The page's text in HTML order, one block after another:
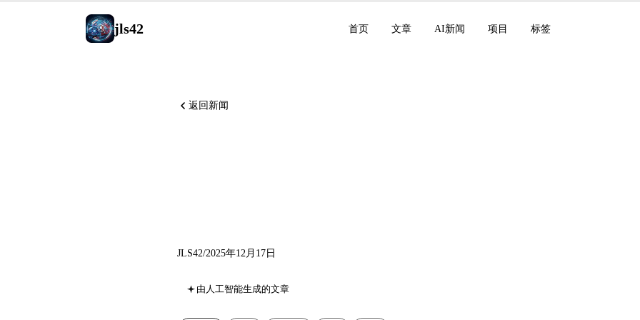
jls42 首页 文章 AI新闻 项目 标签
返回新闻
JLS42/2025年12月17日
由人工智能生成的文章